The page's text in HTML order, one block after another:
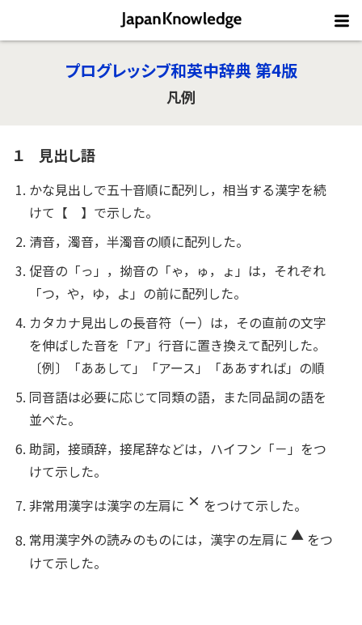
プログレッシブ和英中辞典 第4版
凡例
１ 見出し語
かな見出しで五十音順に配列し，相当する漢字を続
けて【 】で示した。
清音，濁音，半濁音の順に配列した。
促音の「っ」，拗音の「ゃ，ゅ，ょ」は，それぞれ
「つ，や，ゆ，よ」の前に配列した。
カタカナ見出しの長音符（ー）は，その直前の文字
を伸ばした音を「ア」行音に置き換えて配列した。
〔例〕「ああして」「アース」「ああすれば」の順
同音語は必要に応じて同類の語，また同品詞の語を
並べた。
助詞，接頭辞，接尾辞などは，ハイフン「－」をつ
けて示した。
非常用漢字は漢字の左肩に × をつけて示した。
常用漢字外の読みのものには，漢字の左肩に ▲ をつ
けて示した。